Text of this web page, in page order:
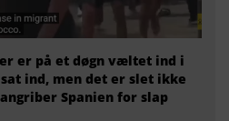
er på et døgn væltet ind i
ind, men det er slet ikke
Spanien for slap